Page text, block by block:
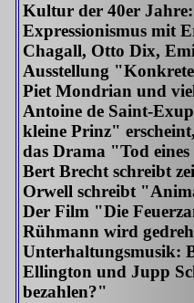
Kultur der 40er Jahre:
Expressionismus mit
Chagall, Otto Dix,
Ausstellung
Piet Mondrian und
Antoine de Saint-
kleine Prinz"
das Drama "Tod
Bert Brecht schreibt
Orwell schreibt
Der Film "Die
Rühmann wird
Unterhaltungsmusik:
Ellington und Jupp
bezahlen?"